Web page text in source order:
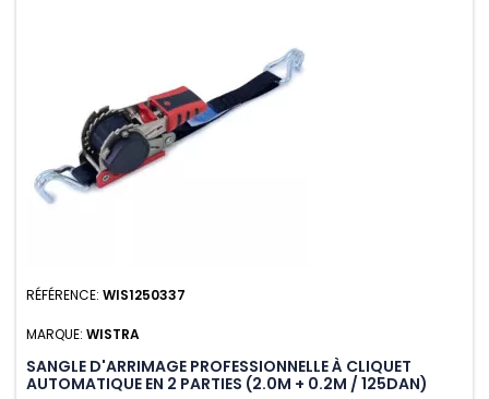
RÉFÉRENCE: WIS1250337
MARQUE: WISTRA
SANGLE D'ARRIMAGE PROFESSIONNELLE À CLIQUET
AUTOMATIQUE EN 2 PARTIES (2.0M + 0.2M / 125DAN)